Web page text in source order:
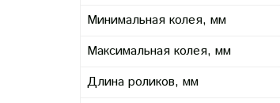
Минимальная колея, мм
Максимальная колея, мм
Длина роликов, мм